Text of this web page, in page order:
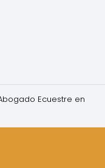
Ecuestre en